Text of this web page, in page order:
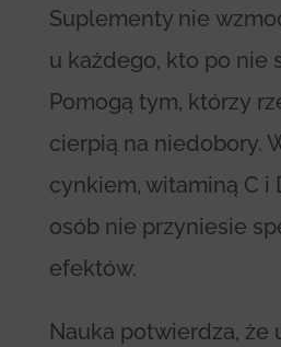
Suplementy nie
u każdego, kto po nie
Pomogą tym, którzy
cierpią na niedobory.
cynkiem, witaminą C i
osób nie przyniesie
efektów.
Nauka potwierdza, że